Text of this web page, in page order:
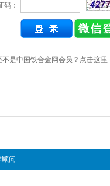
码：
不是中国铁合金网会员？点击这里
顾问